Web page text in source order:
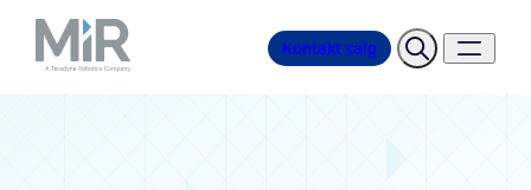
Kontakt salg